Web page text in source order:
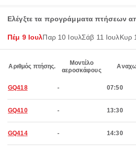
Ελέγξτε τα προγράμματα πτήσεων
Πέμ 9 ΙουλΠαρ 10 ΙουλΣάβ 11 ΙουλΚυρ
Αριθμός πτήσης.
Μοντέλο
αεροσκάφους
GQ418 - 07:50
GQ410 - 13:30
GQ414 - 14:30